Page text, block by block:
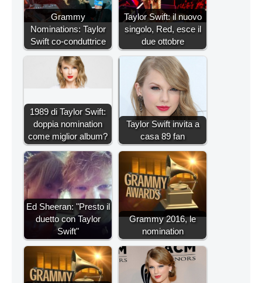
Grammy
Nominations: Taylor
Swift co-conduttrice
Taylor Swift: il nuovo
singolo, Red, esce il
due ottobre
1989 di Taylor Swift:
doppia nomination
come miglior album?
Taylor Swift invita a
casa 89 fan
Ed Sheeran: "Presto il
duetto con Taylor
Swift"
Grammy 2016, le
nomination